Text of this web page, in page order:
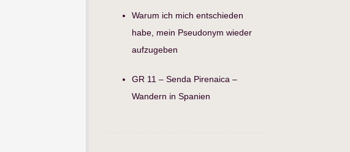
Warum ich mich entschieden
habe, mein Pseudonym wieder
aufzugeben
GR 11 – Senda Pirenaica –
Wandern in Spanien